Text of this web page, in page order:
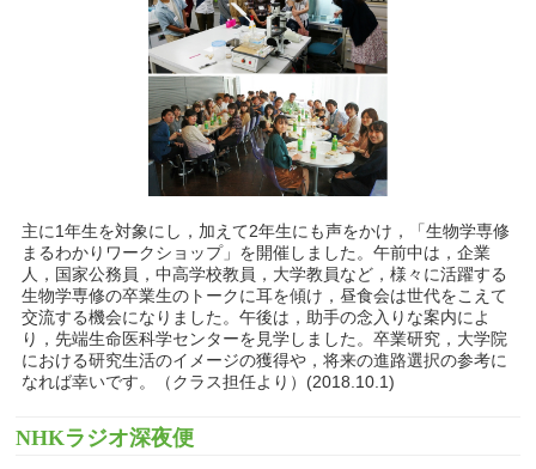
主に1年生を対象にし，加えて2年生にも声をかけ，「生物学専修
まるわかりワークショップ」を開催しました。午前中は，企業
人，国家公務員，中高学校教員，大学教員など，様々に活躍する
生物学専修の卒業生のトークに耳を傾け，昼食会は世代をこえて
交流する機会になりました。午後は，助手の念入りな案内によ
り，先端生命医科学センターを見学しました。卒業研究，大学院
における研究生活のイメージの獲得や，将来の進路選択の参考に
なれば幸いです。（クラス担任より）(2018.10.1)
NHKラジオ深夜便